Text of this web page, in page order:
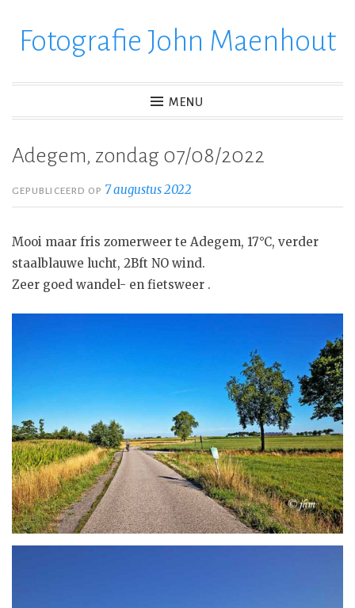
verderFotografie John Maenhout
MENU
Adegem, zondag 07/08/2022
GEPUBLICEERD OP 7 augustus 2022
Mooi maar fris zomerweer te Adegem, 17°C, verder
staalblauwe lucht, 2Bft NO wind.
Zeer goed wandel- en fietsweer .